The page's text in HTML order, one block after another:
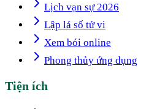
Lịch vạn sự 2026
Lập lá số tử vi
Xem bói online
Phong thủy ứng dụng
Tiện ích